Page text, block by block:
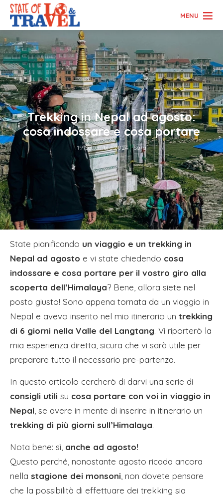
MENU
Trekking in Nepal ad agosto:
cosa indossare e cosa portare
19 Settembre 2024 Sara
State pianificando un viaggio e un trekking in
Nepal ad agosto e vi state chiedendo cosa
indossare e cosa portare per il vostro giro alla
scoperta dell’Himalaya? Bene, allora siete nel
posto giusto! Sono appena tornata da un viaggio in
Nepal e avevo inserito nel mio itinerario un trekking
di 6 giorni nella Valle del Langtang. Vi riporterò la
mia esperienza diretta, sicura che vi sarà utile per
preparare tutto il necessario pre-partenza.
In questo articolo cercherò di darvi una serie di
consigli utili su cosa portare con voi in viaggio in
Nepal , se avere in mente di inserire in itinerario un
trekking di più giorni sull’Himalaya.
Nota bene: sì, anche ad agosto!
Questo perché, nonostante agosto ricada ancora
nella stagione dei monsoni , non dovete pensare
che la possibilità di effettuare dei trekking sia